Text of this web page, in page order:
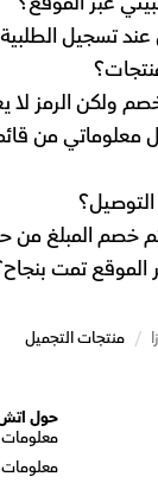
تسجيل
ولكن الرمز لا
معلوماتي من
خصم المبلغ
الموقع تمت
/ منتجات التجميل
حول
معلومات